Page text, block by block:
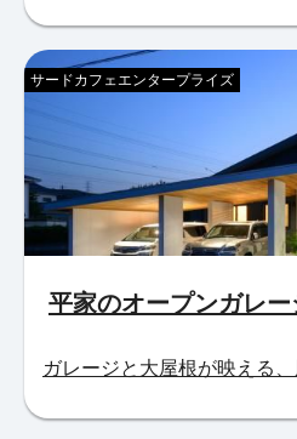
平家のオープンガレー
サードカフェエンタープライズ
ガレージと大屋根が映える